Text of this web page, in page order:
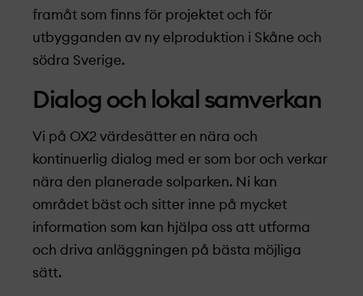
framåt som finns för projekt­et och för
utbygganden av ny elproduktion i Skåne och
södra Sverige.
Dialog och lokal samverkan
Vi på OX2 värdesätter en nära och
kontinuerlig dialog med er som bor och verkar
nära den planerade solparken. Ni kan
området bäst och sitter inne på mycket
information som kan hjälpa oss att utforma
och driva anläggningen på bästa möjliga
sätt.